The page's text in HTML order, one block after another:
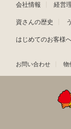
会社情報 経営
資さんの歴史
はじめてのお客様
お問い合わせ 物